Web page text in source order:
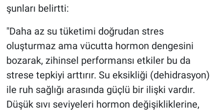
şunları belirtti:
"Daha az su tüketimi doğrudan stres
oluşturmaz ama vücutta hormon dengesini
bozarak, zihinsel performansı etkiler bu da
strese tepkiyi arttırır. Su eksikliği (dehidrasyon)
ile ruh sağlığı arasında güçlü bir ilişki vardır.
Düşük sıvı seviyeleri hormon değişikliklerine,